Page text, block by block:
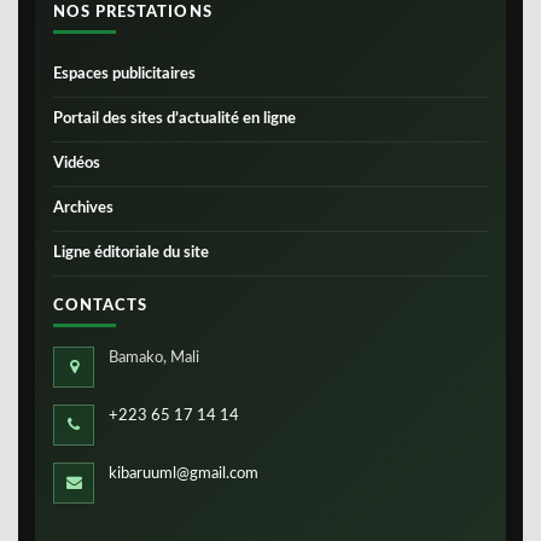
NOS PRESTATIONS
Espaces publicitaires
Portail des sites d’actualité en ligne
Vidéos
Archives
Ligne éditoriale du site
CONTACTS
Bamako, Mali
+223 65 17 14 14
kibaruuml@gmail.com